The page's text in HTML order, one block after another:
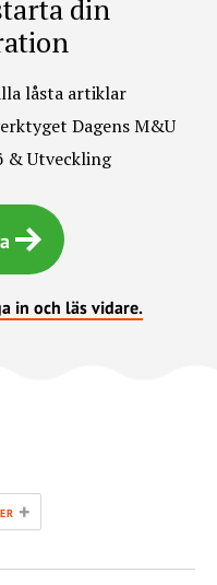
din
låsta artiklar
Dagens M&U
& Utveckling
in och läs vidare.
+